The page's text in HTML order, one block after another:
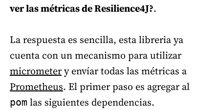
ver las métricas de Resilience4J?.
La respuesta es sencilla, esta libreria ya
cuenta con un mecanismo para utilizar
micrometery envíar todas las métricas a
Prometheus. El primer paso es agregar al
pom las siguientes dependencias.